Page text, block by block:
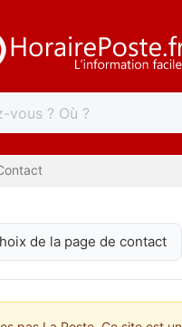
de la page de contact